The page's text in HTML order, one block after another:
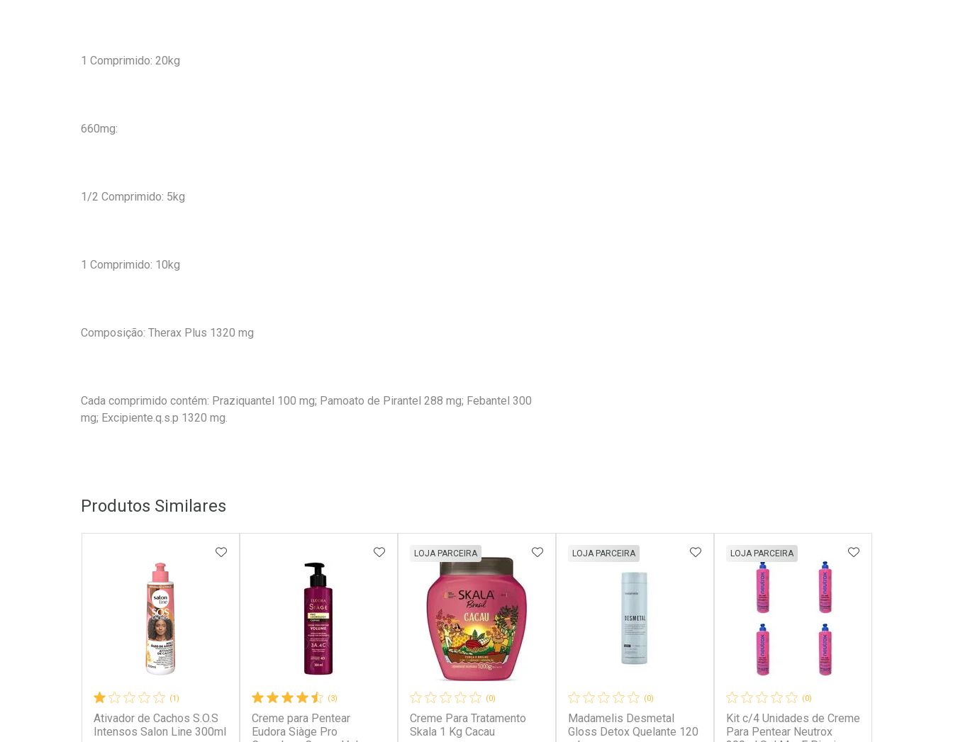
1 Comprimido: 20kg
660mg:
1/2 Comprimido: 5kg
1 Comprimido: 10kg
Composição: Therax Plus 1320 mg
Cada comprimido contém: Praziquantel 100 mg; Pamoato de Pirantel 288 mg; Febantel 300
mg; Excipiente.q.s.p 1320 mg.
Produtos Similares
(1)
Ativador de Cachos S.O.S
Intensos Salon Line 300ml
ADICIONAR AOS FAVORITOS
(3)
Creme para Pentear
Eudora Siàge Pro
ADICIONAR AOS FAVORITOS
(0)
Creme Para Tratamento
Skala 1 Kg Cacau
LOJA PARCEIRA ADICIONAR AOS FAVORITOS
(0)
Madamelis Desmetal
Gloss Detox Quelante 120
LOJA PARCEIRA ADICIONAR AOS FAVORITOS
(0)
Kit c/4 Unidades de Creme
Para Pentear Neutrox
LOJA PARCEIRA ADICIONAR AOS